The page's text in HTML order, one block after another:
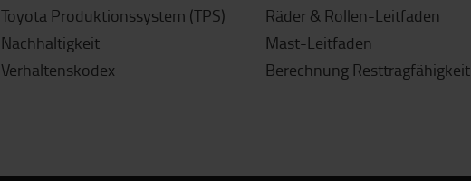
Toyota Produktionssystem (TPS)
Nachhaltigkeit
Verhaltenskodex
Räder & Rollen-Leitfaden
Mast-Leitfaden
Berechnung Resttragfähigkeit